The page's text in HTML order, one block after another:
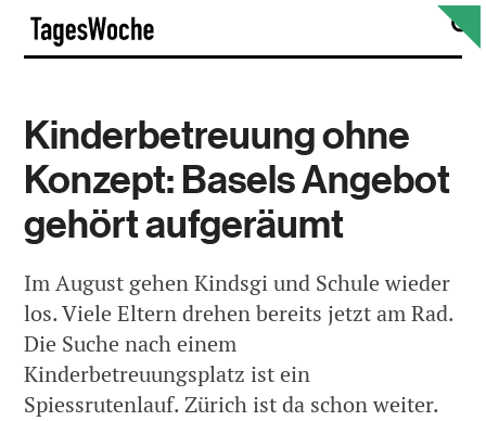
Skip
content
Kinderbetreuung ohne
Konzept: Basels Angebot
gehört aufgeräumt
Im August gehen Kindsgi und Schule wieder
los. Viele Eltern drehen bereits jetzt am Rad.
Die Suche nach einem
Kinderbetreuungsplatz ist ein
Spiessrutenlauf. Zürich ist da schon weiter.